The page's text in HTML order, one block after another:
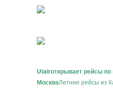
Utairоткрывает рейсы
МоскваЛетние рейсы из